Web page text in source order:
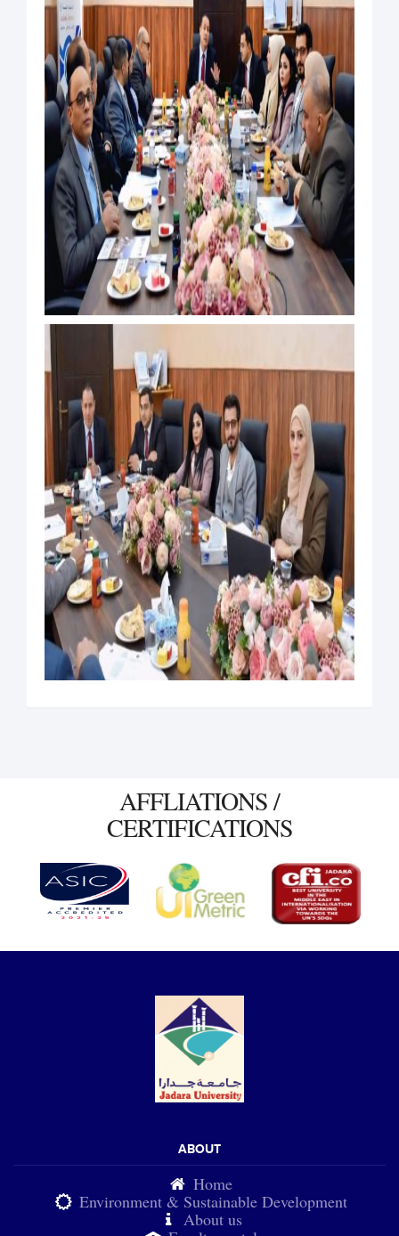
AFFLIATIONS /
CERTIFICATIONS
ABOUT
Home
Environment & Sustainable Development
About us